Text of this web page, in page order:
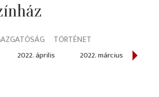
TÖRTÉNET
2022. április 2022. március